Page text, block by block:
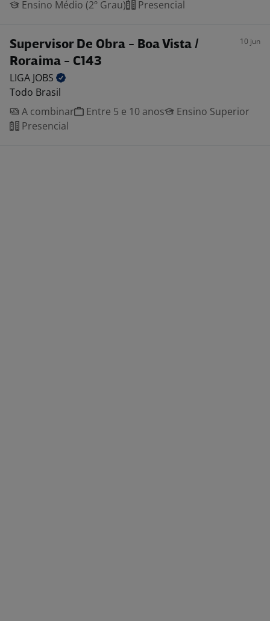
Ensino Médio (2º Grau)
Presencial
Supervisor De Obra - Boa Vista /
Roraima - C143
10 jun
LIGA JOBS
Todo Brasil
A combinar
Entre 5 e 10 anos
Ensino Superior
Presencial